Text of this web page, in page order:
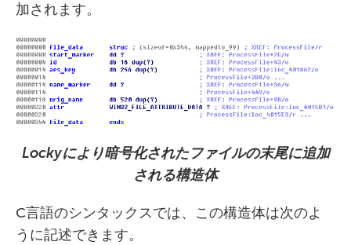
加されます。
Lockyにより暗号化されたファイルの末尾に追加
される構造体
C言語のシンタックスでは、この構造体は次のよ
うに記述できます。